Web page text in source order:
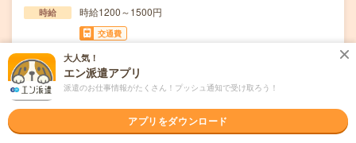
時給 時給1200～1500円
交通費
交通費規定内支給
仕事内容
≪ドリル先端部チップの製造≫指先サイズの製品の詰め替
え作業をお任せします。一日で覚えられる作業なので…
職種未経験OK / ブランクOK / パソコンスキル不要 / 英語力
不要
大人気！
エン派遣アプリ
派遣のお仕事情報がたくさん！プッシュ通知で受け取ろう！
アプリをダウンロード